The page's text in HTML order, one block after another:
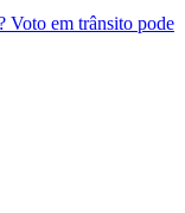
Voto em trânsito pode